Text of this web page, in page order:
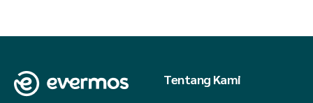
Tentang Kami